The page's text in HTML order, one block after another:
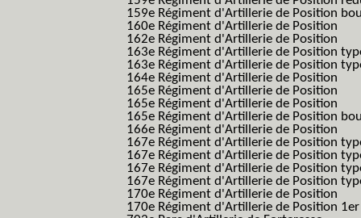
159e Régiment d'Artillerie de Position
160e Régiment d'Artillerie de Position
162e Régiment d'Artillerie de Position
163e Régiment d'Artillerie de Position
163e Régiment d'Artillerie de Position
164e Régiment d'Artillerie de Position
165e Régiment d'Artillerie de Position
165e Régiment d'Artillerie de Position
165e Régiment d'Artillerie de Position
166e Régiment d'Artillerie de Position
167e Régiment d'Artillerie de Position
167e Régiment d'Artillerie de Position
167e Régiment d'Artillerie de Position
167e Régiment d'Artillerie de Position
170e Régiment d'Artillerie de Position
170e Régiment d'Artillerie de Position